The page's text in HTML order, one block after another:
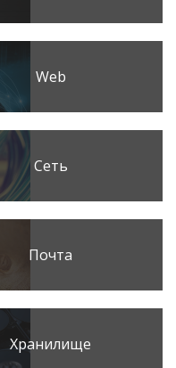
Web
Сеть
Почта
Хранилище